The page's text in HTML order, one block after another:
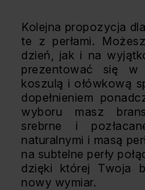
Kolejna propozycja
te z perłami.
dzień, jak i na
prezentować się w
koszulą i ołówkową
dopełnieniem
wyboru masz
srebrne i
naturalnymi i masą
na subtelne perły
dzięki której Twoja
nowy wymiar.